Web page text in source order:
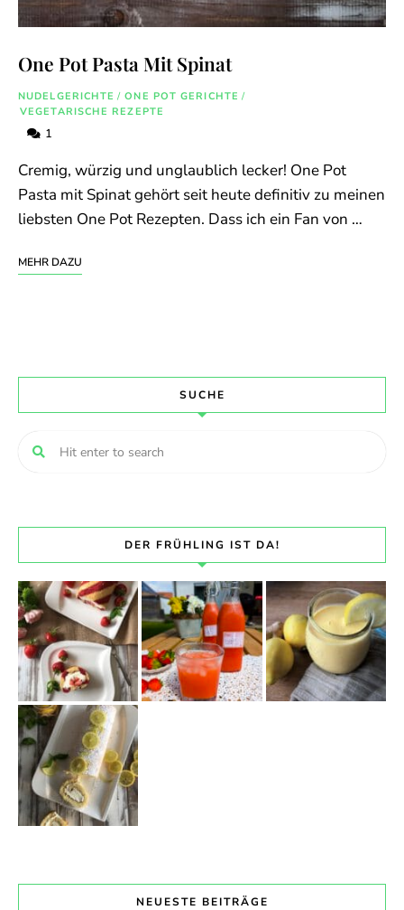
One Pot Pasta Mit Spinat
NUDELGERICHTE / ONE POT GERICHTE /
VEGETARISCHE REZEPTE
1
Cremig, würzig und unglaublich lecker! One Pot
Pasta mit Spinat gehört seit heute definitiv zu meinen
liebsten One Pot Rezepten. Dass ich ein Fan von …
MEHR DAZU
SUCHE
DER FRÜHLING IST DA!
NEUESTE BEITRÄGE